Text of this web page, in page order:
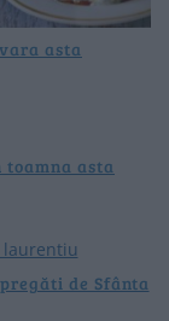
asta
toamna asta
de Sfânta